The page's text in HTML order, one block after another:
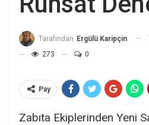
Tarafından Ergülü Karipçin
273
0
Pay
Zabıta Ekiplerinden Yeni